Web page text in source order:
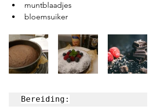
muntblaadjes
bloemsuiker
Bereiding: